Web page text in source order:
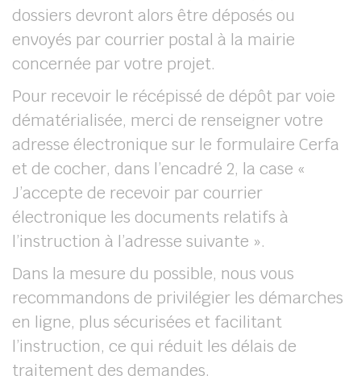
dossiers devront alors être déposés ou
envoyés par courrier postal à la mairie
concernée par votre projet.
Pour recevoir le récépissé de dépôt par voie
dématérialisée, merci de renseigner votre
adresse électronique sur le formulaire Cerfa
et de cocher, dans l’encadré 2, la case «
J’accepte de recevoir par courrier
électronique les documents relatifs à
l’instruction à l’adresse suivante ».
Dans la mesure du possible, nous vous
recommandons de privilégier les démarches
en ligne, plus sécurisées et facilitant
l’instruction, ce qui réduit les délais de
traitement des demandes.